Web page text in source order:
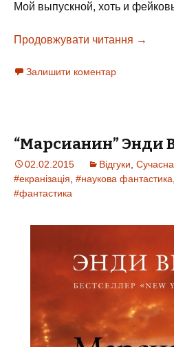
Мой выпускной, хоть и
Продовжувати читання →
Залишити коментар
“Марсианин” Энди
02.02.2015 Відгуки,
#екранізація, #наукова фантастика,
#фантастика